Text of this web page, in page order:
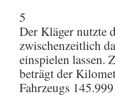
5
Der Kläger nutzte
zwischenzeitlich
einspielen lassen.
beträgt der
Fahrzeugs